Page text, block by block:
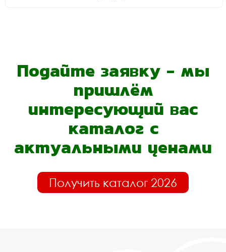
Подайте заявку - мы
пришлём
интересующий вас
каталог с
актуальными ценами
Получить каталог 2026